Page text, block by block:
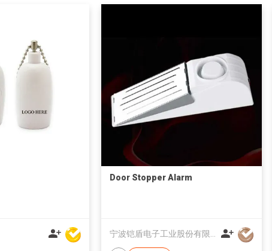
Door Stopper Alarm